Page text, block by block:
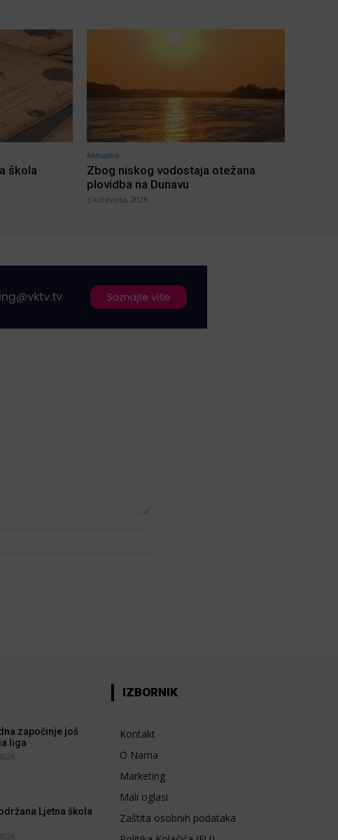
škola
Aktualno
Zbog niskog vodostaja otežana
plovidba na Dunavu
6 kolovoza, 2026
započinje još
liga
Ljetna škola
IZBORNIK
Kontakt
O Nama
Marketing
Mali oglasi
Zaštita osobnih podataka